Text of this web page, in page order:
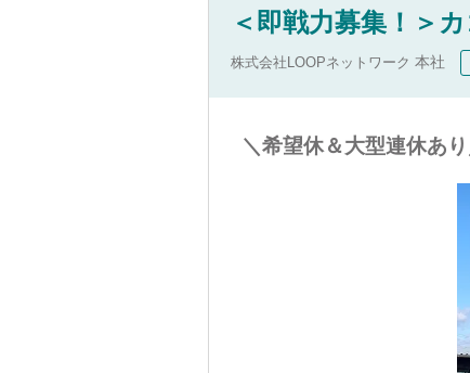
＜即戦力募集！＞
株式会社LOOPネットワーク 本社
＼希望休＆大型連休あ